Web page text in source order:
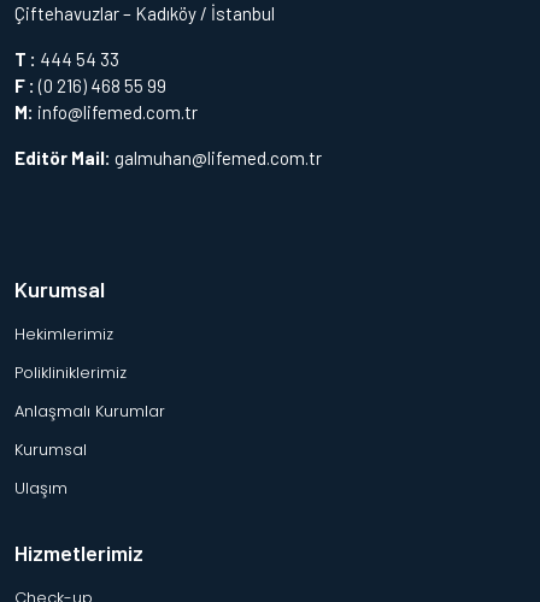
Çiftehavuzlar – Kadıköy / İstanbul
T : 444 54 33
F : (0 216) 468 55 99
M: info@lifemed.com.tr
Editör Mail: galmuhan@lifemed.com.tr
Kurumsal
Hekimlerimiz
Polikliniklerimiz
Anlaşmalı Kurumlar
Kurumsal
Ulaşım
Hizmetlerimiz